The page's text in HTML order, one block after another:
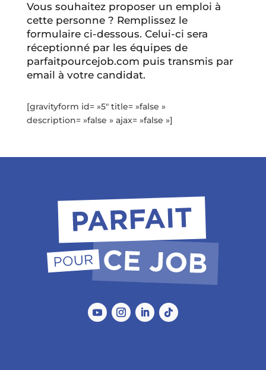
Vous souhaitez proposer un emploi à
cette personne ? Remplissez le
formulaire ci-dessous. Celui-ci sera
réceptionné par les équipes de
parfaitpourcejob.com puis transmis par
email à votre candidat.
[gravityform id= »5″ title= »false »
description= »false » ajax= »false »]